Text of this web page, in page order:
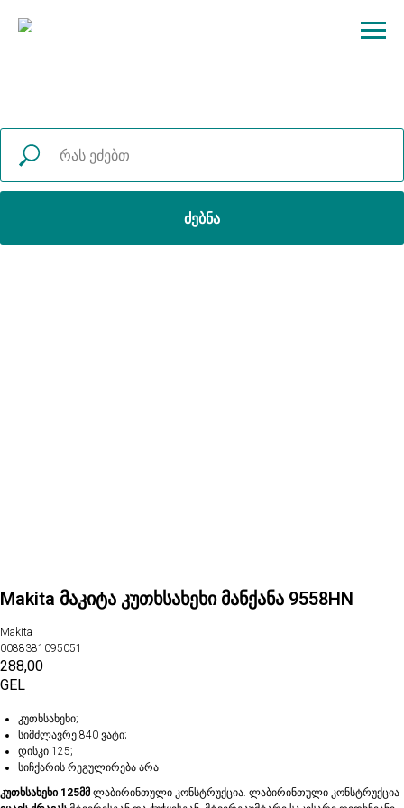
ძებნა
Makita მაკიტა კუთხსახეხი მანქანა 9558HN
Makita
0088381095051
288,00
GEL
კუთხსახეხი;
სიმძლავრე 840 ვატი;
დისკი 125;
სიჩქარის რეგულირება არა
კუთხსახეხი 125მმ ლაბირინთული კონსტრუქცია. ლაბირინთული კონსტრუქცია